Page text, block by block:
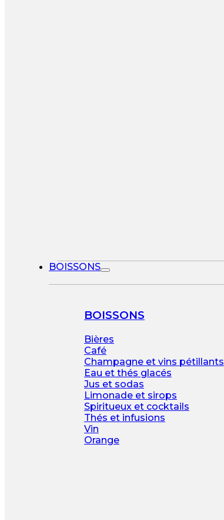
BOISSONS
BOISSONS
Bières
Café
Champagne et vins pétillants
Eau et thés glacés
Jus et sodas
Limonade et sirops
Spiritueux et cocktails
Thés et infusions
Vin
Orange